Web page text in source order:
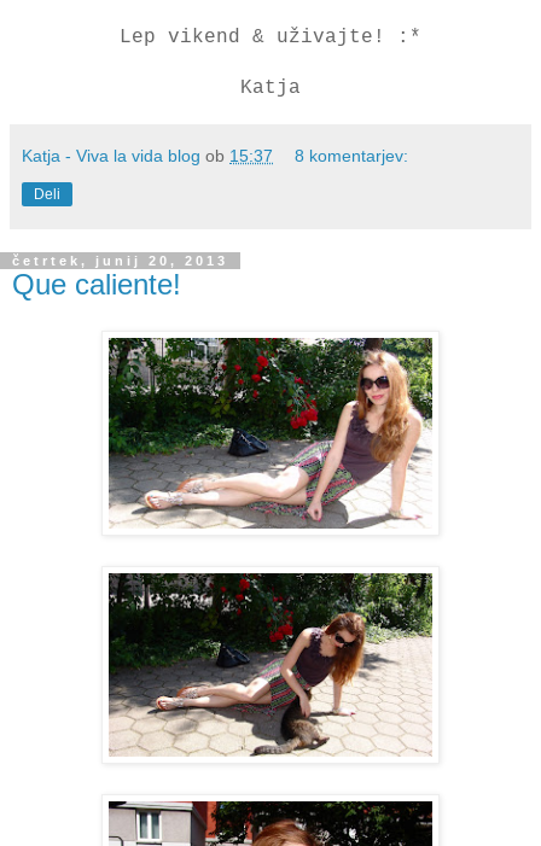
Lep vikend & uživajte! :*
Katja
Katja - Viva la vida blog ob 15:37 8 komentarjev:
Deli
četrtek, junij 20, 2013
Que caliente!